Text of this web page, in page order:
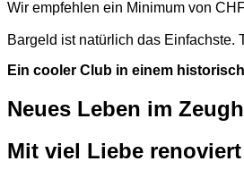
Wir empfehlen ein Minimum von
Bargeld ist natürlich das Einfachste.
Ein cooler Club in einem
Neues Leben im
Mit viel Liebe renoviert